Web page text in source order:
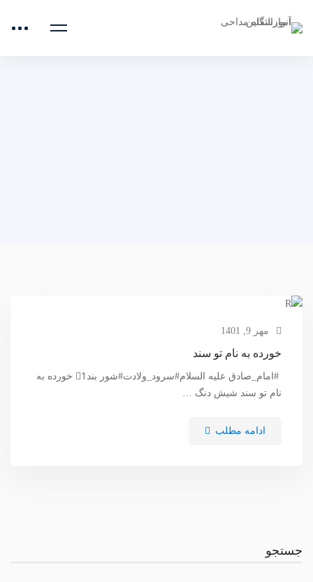
مهر 9, 1401
خورده به نام تو سند
#امام_صادق علیه السلام#سرود_ولادت#شور بند1⃣ خورده به
نام تو سند شیش دنگ …
ادامه مطلب
جستجو